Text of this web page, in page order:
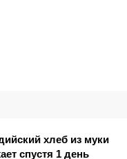
хлеб из муки
спустя 1 день